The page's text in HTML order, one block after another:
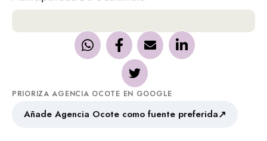
PRIORIZA AGENCIA OCOTE EN GOOGLE
Añade Agencia Ocote como fuente preferida↗